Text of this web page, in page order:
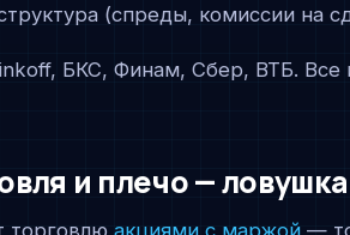
(спреды, комиссии на
БКС, Финам, Сбер, ВТБ. Все
и плечо —
торговлюакциями с маржой —